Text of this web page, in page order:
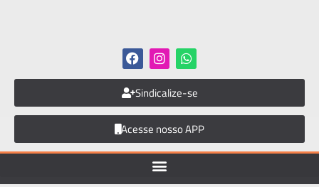
Sindicalize-se
Acesse nosso APP